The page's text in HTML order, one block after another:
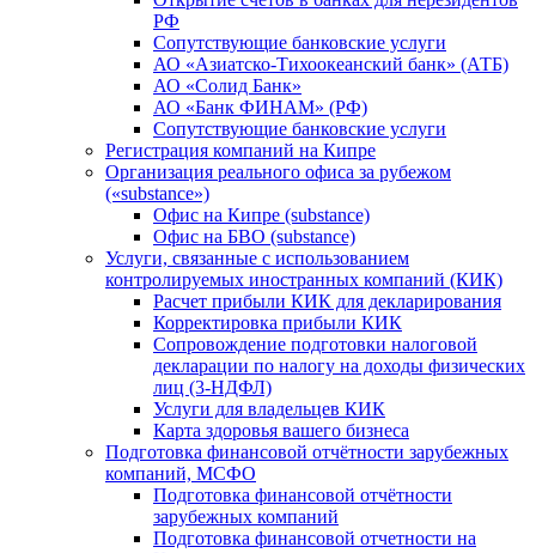
РФ
Сопутствующие банковские услуги
АО «Азиатско-Тихоокеанский банк» (АТБ)
АО «Солид Банк»
АО «Банк ФИНАМ» (РФ)
Сопутствующие банковские услуги
Регистрация компаний на Кипре
Организация реального офиса за рубежом
(«substance»)
Офис на Кипре (substance)
Офис на БВО (substance)
Услуги, связанные с использованием
контролируемых иностранных компаний (КИК)
Расчет прибыли КИК для декларирования
Корректировка прибыли КИК
Сопровождение подготовки налоговой
декларации по налогу на доходы физических
лиц (3-НДФЛ)
Услуги для владельцев КИК
Карта здоровья вашего бизнеса
Подготовка финансовой отчётности зарубежных
компаний, МСФО
Подготовка финансовой отчётности
зарубежных компаний
Подготовка финансовой отчетности на